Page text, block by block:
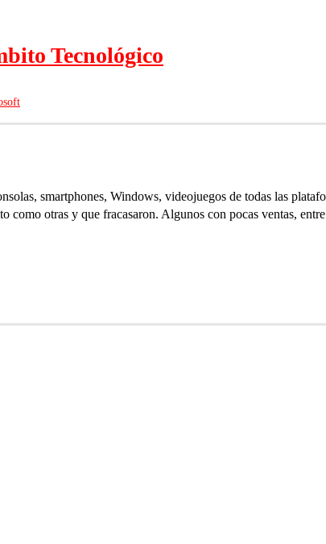
Tecnológico
smartphones, Windows, videojuegos de todas las
otras y que fracasaron. Algunos con pocas ventas,